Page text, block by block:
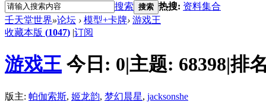
搜索 搜索 热搜: 资料集合
壬天堂世界»论坛 › 模型+卡牌› 游戏王
收藏本版 (1047) |订阅
游戏王 今日: 0|主题: 68398|排
版主: 帕伽索斯, 姬龙韵, 梦幻晨星, jacksonshe